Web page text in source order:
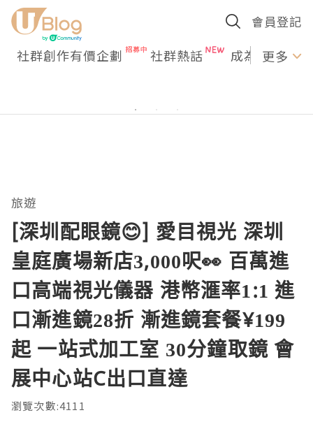
會員登記
社群創作有價企劃 社群熱話 成為U更多
旅遊
[深圳配眼鏡😊] 愛目視光 深圳
皇庭廣場新店3,000呎👀 百萬進
口高端視光儀器 港幣滙率1:1 進
口漸進鏡28折 漸進鏡套餐¥199
起 一站式加工室 30分鐘取鏡 會
展中心站C出口直達
瀏覽次數:4111